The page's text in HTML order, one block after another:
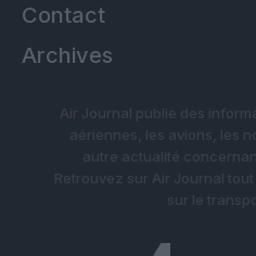
Contact
Archives